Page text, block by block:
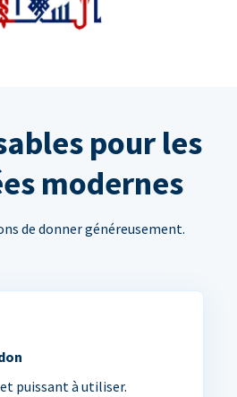
pour les
modernes
de donner généreusement.
puissant à utiliser.